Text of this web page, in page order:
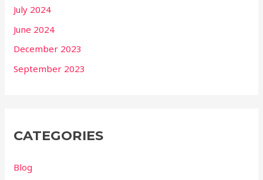
July 2024
June 2024
December 2023
September 2023
CATEGORIES
Blog